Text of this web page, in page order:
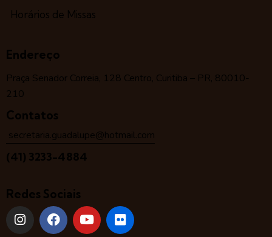
Horários de Missas
Endereço
Praça Senador Correia, 128 Centro, Curitiba – PR, 80010-
210
Contatos
secretaria.guadalupe@hotmail.com
(41) 3233-4884
Redes Sociais